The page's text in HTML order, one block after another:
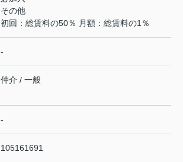
その他
初回：総賃料の50％ 月額：総賃料の1％
-
仲介 / 一般
-
105161691